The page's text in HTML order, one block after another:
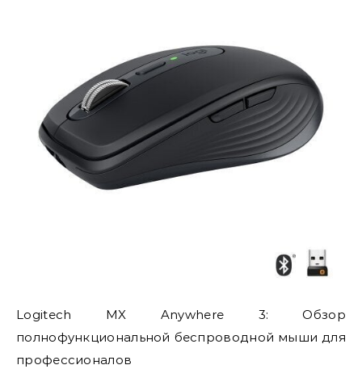
Logitech MX Anywhere 3: Обзор
полнофункциональной беспроводной мыши для
профессионалов